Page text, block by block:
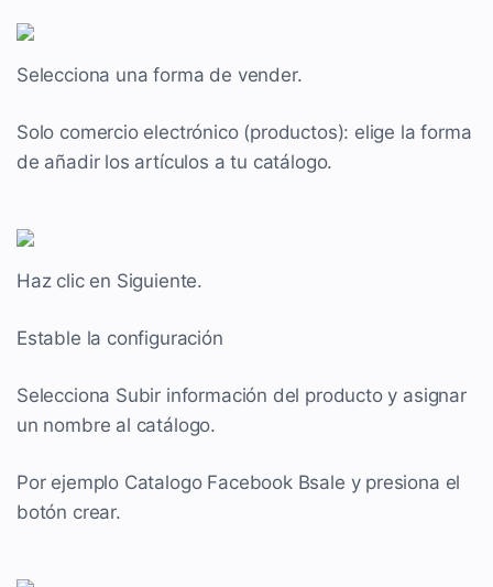
Selecciona una forma de vender.
Solo comercio electrónico (productos): elige la forma
de añadir los artículos a tu catálogo.
Haz clic en Siguiente.
Estable la configuración
Selecciona Subir información del producto y asignar
un nombre al catálogo.
Por ejemplo Catalogo Facebook Bsale y presiona el
botón crear.